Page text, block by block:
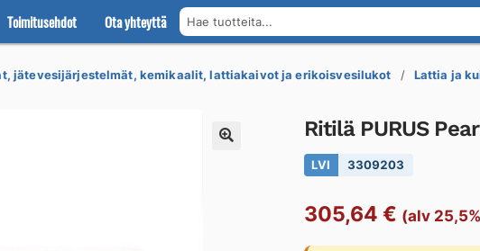
Toimitusehdot Ota yhteyttä Hae tuotteita...
jätevesijärjestelmät, kemikaalit, lattiakaivot ja erikoisvesilukot Lattia ja
Ritilä PURUS
LVI 3309203
305,64 € (alv